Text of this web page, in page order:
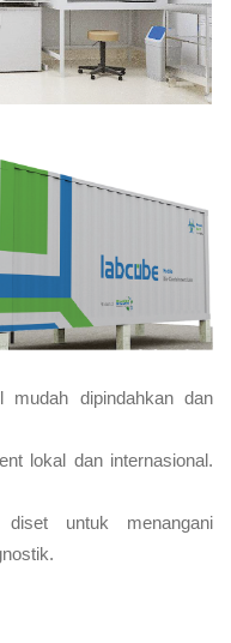
mudah dipindahkan dan
lokal dan internasional.
untuk menangani